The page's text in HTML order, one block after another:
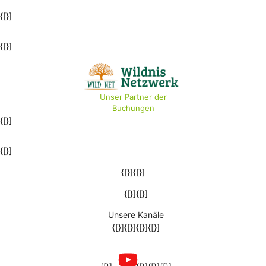
{[}]
{[}]
Unser Partner der
Buchungen
{[}]
{[}]
{[}]{[}]
{[}]{[}]
Unsere Kanäle
{[}]{[}]{[}]{[}]